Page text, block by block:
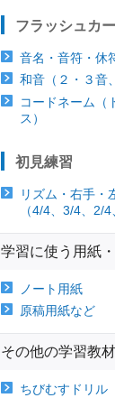
フラッシュカ
音名・音符・休
和音（２・３音
コードネーム（
ス）
初見練習
リズム・右手・
（4/4、3/4、2/4
学習に使う用紙
ノート用紙
原稿用紙など
その他の学習教
ちびむすドリル